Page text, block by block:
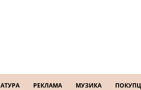
РЕКЛАМА МУЗИКА